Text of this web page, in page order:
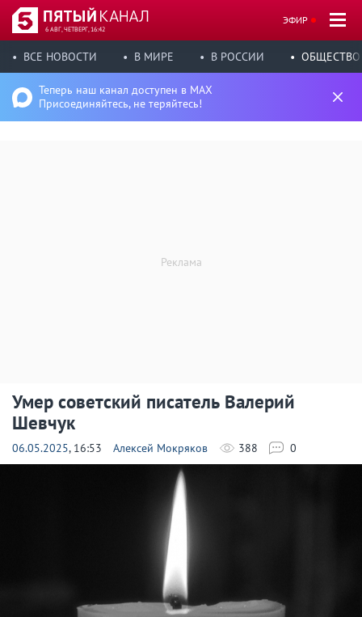
6 АВГ, ЧЕТВЕРГ, 16:42
ЭФИР
ВСЕ НОВОСТИ В МИРЕ В РОССИИ ОБЩЕСТВО
Теперь наш канал доступен в MAX
Присоединяйтесь, не теряйтесь!
Умер советский писатель Валерий
Шевчук
06.05.2025, 16:53 Алексей Мокряков 388 0